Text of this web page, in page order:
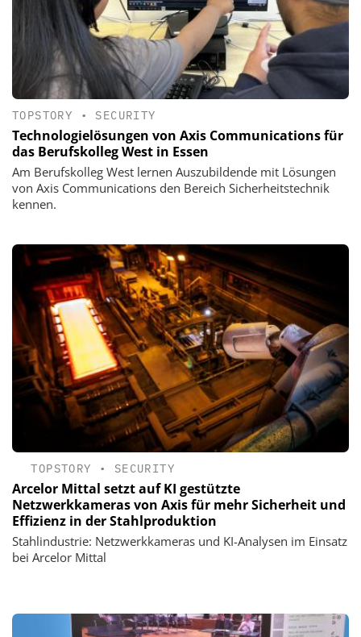
TOPSTORY • SECURITY
Technologielösungen von Axis Communications für
das Berufskolleg West in Essen
Am Berufskolleg West lernen Auszubildende mit Lösungen
von Axis Communications den Bereich Sicherheitstechnik
kennen.
TOPSTORY • SECURITY
Arcelor Mittal setzt auf KI gestützte
Netzwerkkameras von Axis für mehr Sicherheit und
Effizienz in der Stahlproduktion
Stahlindustrie: Netzwerkkameras und KI-Analysen im Einsatz
bei Arcelor Mittal